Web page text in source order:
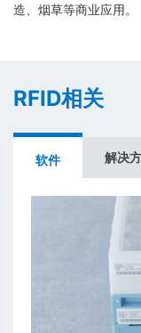
造、烟草等商业应用。
RFID相关
软件 解决